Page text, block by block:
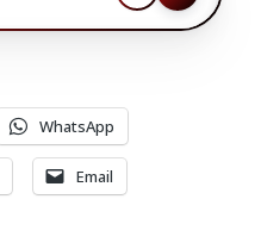
WhatsApp
Email